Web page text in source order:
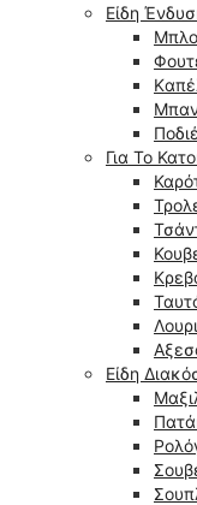
Είδη
Για Το
Είδη